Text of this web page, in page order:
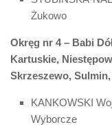
Żukowo
Okręg nr 4 – Babi
Kartuskie,
Skrzeszewo,
KANKOWSKI
Wyborcze